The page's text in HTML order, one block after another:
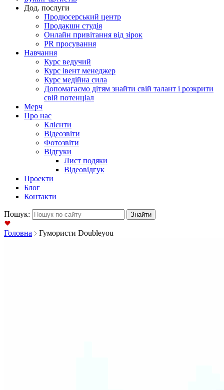
Дод. послуги
Продюсерський центр
Продакшн студія
Онлайн привітання від зірок
PR просування
Навчання
Курс ведучий
Курс івент менеджер
Курс медійна сила
Допомагаємо дітям знайти свій талант і розкрити
свій потенціал
Мерч
Про нас
Клієнти
Відеозвіти
Фотозвіти
Відгуки
Лист подяки
Відеовідгук
Проекти
Блог
Контакти
Пошук:
Головна Гумористи Doubleyou